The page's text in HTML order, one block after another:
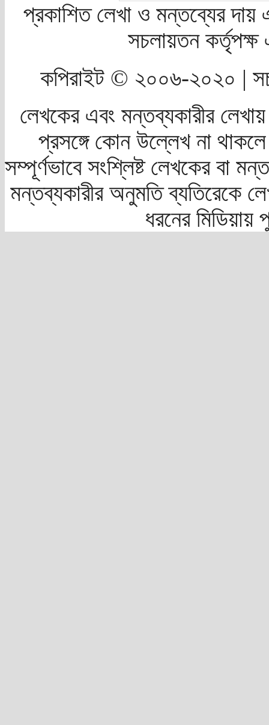
প্রকাশিত লেখা ও মন্তব্যের দায়
সচলায়তন
কপিরাইট © ২০০৬-২০২০ |
লেখকের এবং মন্তব্যকারীর
প্রসঙ্গে কোন উল্লেখ না
সম্পূর্ণভাবে সংশ্লিষ্ট লেখকের বা
মন্তব্যকারীর অনুমতি ব্যতিরেকে
ধরনের মিডিয়ায়